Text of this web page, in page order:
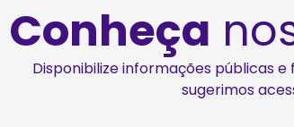
Conheça
Disponibilize informações públicas
sugerimos